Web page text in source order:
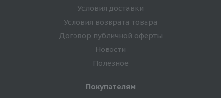
Условия доставки
Условия возврата товара
Договор публичной оферты
Новости
Полезное
Покупателям